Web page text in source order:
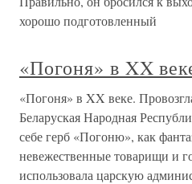
хорошо подготовленный
«Погоня» в XX
«Погоня» в XX веке.
Беларуская Народная
себе герб «Погоню», как
невежественные товарищи и
использовала царскую